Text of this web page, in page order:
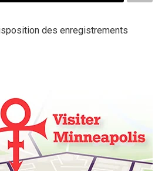
des enregistrements